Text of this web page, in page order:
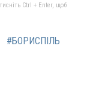
Ctrl + Enter, щоб
#БОРИСПІЛЬ